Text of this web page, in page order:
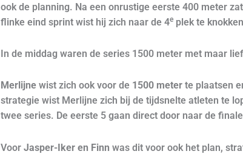
ook de planning. Na een onrustige eerste 400 meter
flinke eind sprint wist hij zich naar de 4eplek te
In de middag waren de series 1500 meter met maar
Merlijnewist zich ook voor de 1500 meterte plaatsen
strategie wist Merlijne zich bij de tijdsnelte atleten te
twee series. De eerste 5 gaan direct door naar de
Voor Jasper-Iker en Finn was dit voor ook het plan,